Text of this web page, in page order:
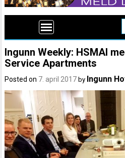
Ingunn Weekly: HSMAI
Service Apartments
Posted on 7. april 2017 by Ingunn